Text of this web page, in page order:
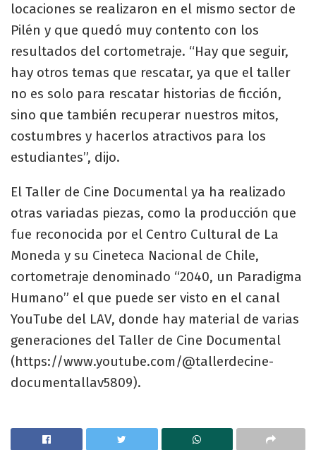
locaciones se realizaron en el mismo sector de
Pilén y que quedó muy contento con los
resultados del cortometraje. “Hay que seguir,
hay otros temas que rescatar, ya que el taller
no es solo para rescatar historias de ficción,
sino que también recuperar nuestros mitos,
costumbres y hacerlos atractivos para los
estudiantes”, dijo.
El Taller de Cine Documental ya ha realizado
otras variadas piezas, como la producción que
fue reconocida por el Centro Cultural de La
Moneda y su Cineteca Nacional de Chile,
cortometraje denominado “2040, un Paradigma
Humano” el que puede ser visto en el canal
YouTube del LAV, donde hay material de varias
generaciones del Taller de Cine Documental
(https://www.youtube.com/@tallerdecine-
documentallav5809).